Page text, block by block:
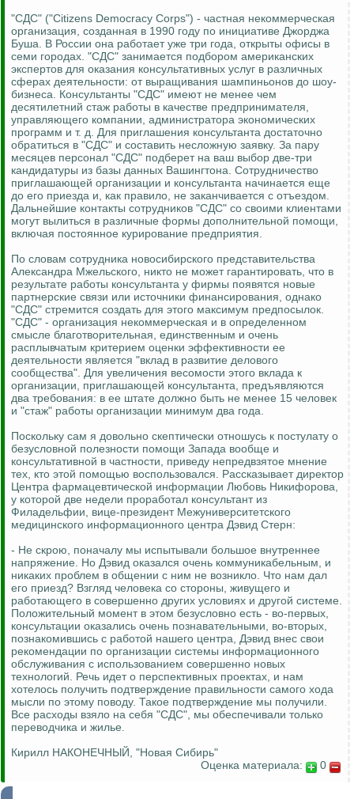
"СДС" ("Citizens Democracy Corps") - частная некоммерческая
организация, созданная в 1990 году по инициативе Джорджа
Буша. В России она работает уже три года, открыты офисы в
семи городах. "СДС" занимается подбором американских
экспертов для оказания консультативных услуг в различных
сферах деятельности: от выращивания шампиньонов до шоу-
бизнеса. Консультанты "СДС" имеют не менее чем
десятилетний стаж работы в качестве предпринимателя,
управляющего компании, администратора экономических
программ и т. д. Для приглашения консультанта достаточно
обратиться в "СДС" и составить несложную заявку. За пару
месяцев персонал "СДС" подберет на ваш выбор две-три
кандидатуры из базы данных Вашингтона. Сотрудничество
приглашающей организации и консультанта начинается еще
до его приезда и, как правило, не заканчивается с отъездом.
Дальнейшие контакты сотрудников "СДС" со своими клиентами
могут вылиться в различные формы дополнительной помощи,
включая постоянное курирование предприятия.
По словам сотрудника новосибирского представительства
Александра Мжельского, никто не может гарантировать, что в
результате работы консультанта у фирмы появятся новые
партнерские связи или источники финансирования, однако
"СДС" стремится создать для этого максимум предпосылок.
"СДС" - организация некоммерческая и в определенном
смысле благотворительная, единственным и очень
расплывчатым критерием оценки эффективности ее
деятельности является "вклад в развитие делового
сообщества". Для увеличения весомости этого вклада к
организации, приглашающей консультанта, предъявляются
два требования: в ее штате должно быть не менее 15 человек
и "стаж" работы организации минимум два года.
Поскольку сам я довольно скептически отношусь к постулату о
безусловной полезности помощи Запада вообще и
консультативной в частности, приведу непредвзятое мнение
тех, кто этой помощью воспользовался. Рассказывает директор
Центра фармацевтической информации Любовь Никифорова,
у которой две недели проработал консультант из
Филадельфии, вице-президент Межуниверситетского
медицинского информационного центра Дэвид Стерн:
- Не скрою, поначалу мы испытывали большое внутреннее
напряжение. Но Дэвид оказался очень коммуникабельным, и
никаких проблем в общении с ним не возникло. Что нам дал
его приезд? Взгляд человека со стороны, живущего и
работающего в совершенно других условиях и другой системе.
Положительный момент в этом безусловно есть - во-первых,
консультации оказались очень познавательными, во-вторых,
познакомившись с работой нашего центра, Дэвид внес свои
рекомендации по организации системы информационного
обслуживания с использованием совершенно новых
технологий. Речь идет о перспективных проектах, и нам
хотелось получить подтверждение правильности самого хода
мысли по этому поводу. Такое подтверждение мы получили.
Все расходы взяло на себя "СДС", мы обеспечивали только
переводчика и жилье.
Кирилл НАКОНЕЧНЫЙ, "Новая Сибирь"
Оценка материала:
0